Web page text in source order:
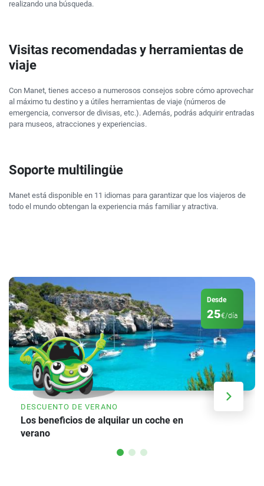
realizando una búsqueda.
Visitas recomendadas y herramientas de
viaje
Con Manet, tienes acceso a numerosos consejos sobre cómo aprovechar
al máximo tu destino y a útiles herramientas de viaje (números de
emergencia, conversor de divisas, etc.). Además, podrás adquirir entradas
para museos, atracciones y experiencias.
Soporte multilingüe
Manet está disponible en 11 idiomas para garantizar que los viajeros de
todo el mundo obtengan la experiencia más familiar y atractiva.
Desde
25€/día
DESCUENTO DE VERANO
Los beneficios de alquilar un coche en
verano